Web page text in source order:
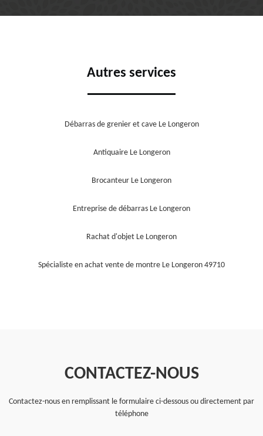
Autres services
Débarras de grenier et cave Le Longeron
Antiquaire Le Longeron
Brocanteur Le Longeron
Entreprise de débarras Le Longeron
Rachat d'objet Le Longeron
Spécialiste en achat vente de montre Le Longeron 49710
CONTACTEZ-NOUS
Contactez-nous en remplissant le formulaire ci-dessous ou directement par
téléphone